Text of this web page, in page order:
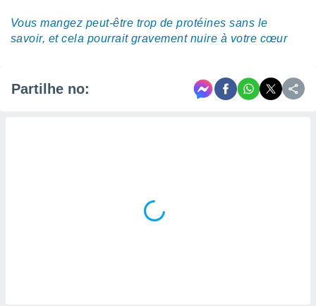
Vous mangez peut-être trop de protéines sans le
savoir, et cela pourrait gravement nuire à votre cœur
Partilhe no: